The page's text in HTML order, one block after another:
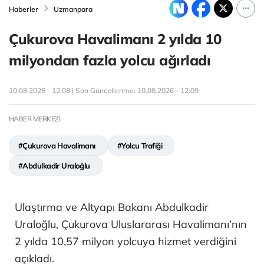
Haberler Uzmanpara
Çukurova Havalimanı 2 yılda 10
milyondan fazla yolcu ağırladı
10.08.2026 - 12:08 | Son Güncellenme: 10.08.2026 - 12:09
HABER MERKEZİ
#Çukurova Havalimanı #Yolcu Trafiği
#Abdulkadir Uraloğlu
Ulaştırma ve Altyapı Bakanı Abdulkadir
Uraloğlu, Çukurova Uluslararası Havalimanı’nın
2 yılda 10,57 milyon yolcuya hizmet verdiğini
açıkladı.